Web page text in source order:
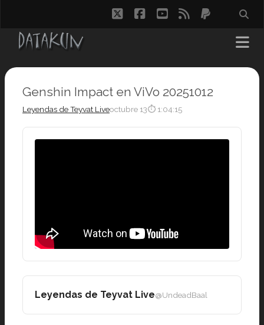
twitterfacebook
youtube
rss paypal
Genshin Impact en ViVo 20251012
Leyendas de Teyvat Liveoctubre 13⏱ 1:04:15
Leyendas de Teyvat Live@UndeadBaal